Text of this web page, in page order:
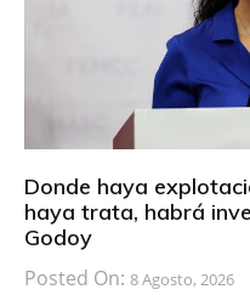
Donde haya
haya trata, habrá
Godoy
Posted On: 8 Agosto, 2026